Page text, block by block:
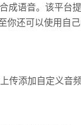
成语音。该平台
你还可以使用自
传添加自定义音